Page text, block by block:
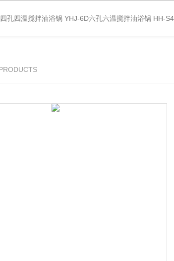
孔四温搅拌油浴锅 YHJ-6D六孔六温搅拌油浴锅 HH-S4四孔